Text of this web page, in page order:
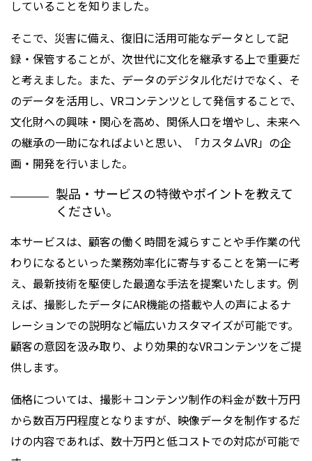
していることを知りました。
そこで、災害に備え、復旧に活用可能なデータとして記
録・保管することが、次世代に文化を継承する上で重要だ
と考えました。また、データのデジタル化だけでなく、そ
のデータを活用し、VRコンテンツとして発信することで、
文化財への興味・関心を高め、関係人口を増やし、未来へ
の継承の一助になればよいと思い、「カスタムVR」の企
画・開発を行いました。
製品・サービスの特徴やポイントを教えて
ください。
本サービスは、顧客の働く時間を減らすことや手作業の代
わりになるといった業務効率化に寄与することを第一に考
え、最新技術を駆使した最適な手法を提案いたします。例
えば、撮影したデータにAR機能の搭載や人の声によるナ
レーションでの説明など幅広いカスタマイズが可能です。
顧客の意図を汲み取り、より効果的なVRコンテンツをご提
供します。
価格については、撮影＋コンテンツ制作の料金が数十万円
から数百万円程度となりますが、映像データを制作するだ
けの内容であれば、数十万円と低コストでの対応が可能で